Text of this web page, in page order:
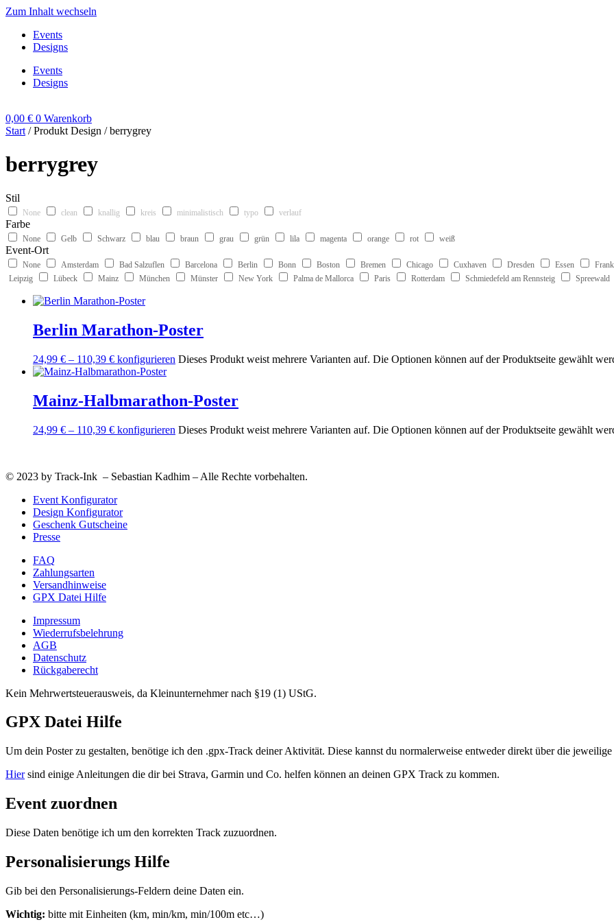
Zum Inhalt wechseln
Events
Designs
Events
Designs
0,00 € 0 Warenkorb
Start / Produkt Design / berrygrey
berrygrey
Stil
None clean knallig kreis minimalistisch typo verlauf
Farbe
None Gelb Schwarz blau braun grau grün lila magenta orange rot weiß
Event-Ort
None Amsterdam Bad Salzuflen Barcelona Berlin Bonn Boston Bremen Chicago Cuxhaven Dresden Essen
Leipzig
Lübeck Mainz München Münster New York Palma de Mallorca Paris Rotterdam Schmiedefeld am Rennsteig Spreewald
Berlin Marathon-Poster
24,99 € – 110,39 € konfigurieren Dieses Produkt weist mehrere Varianten auf. Die Optionen können auf der Produktseite gewählt
Mainz-Halbmarathon-Poster
24,99 € – 110,39 € konfigurieren Dieses Produkt weist mehrere Varianten auf. Die Optionen können auf der Produktseite gewählt
© 2023 by Track-Ink – Sebastian Kadhim – Alle Rechte vorbehalten.
Event Konfigurator
Design Konfigurator
Geschenk Gutscheine
Presse
FAQ
Zahlungsarten
Versandhinweise
GPX Datei Hilfe
Impressum
Wiederrufsbelehrung
AGB
Datenschutz
Rückgaberecht
Kein Mehrwertsteuerausweis, da Kleinunternehmer nach §19 (1) UStG.
GPX Datei Hilfe
Um dein Poster zu gestalten, benötige ich den .gpx-Track deiner Aktivität. Diese kannst du normalerweise entweder direkt über die
Hiersind einige Anleitungen die dir bei Strava, Garmin und Co. helfen können an deinen GPX Track zu kommen.
Event zuordnen
Diese Daten benötige ich um den korrekten Track zuzuordnen.
Personalisierungs Hilfe
Gib bei den Personalisierungs-Feldern deine Daten ein.
Wichtig: bitte mit Einheiten (km, min/km, min/100m etc…)